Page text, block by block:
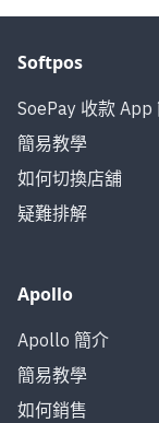
Softpos
SoePay 收款 App
簡易教學
如何切換店舖
疑難排解
Apollo
Apollo 簡介
簡易教學
如何銷售